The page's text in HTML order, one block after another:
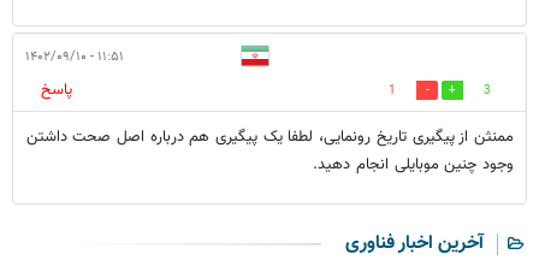
۱۱:۵۱ - ۱۴۰۲/۰۹/۱۰
3
1
پاسخ
ممنثن از پیگیری تاریخ رونمایی، لطفا یک پیگیری هم درباره اصل صحت داشتن
وجود چنین موبایلی انجام دهید.
آخرین اخبار فناوری